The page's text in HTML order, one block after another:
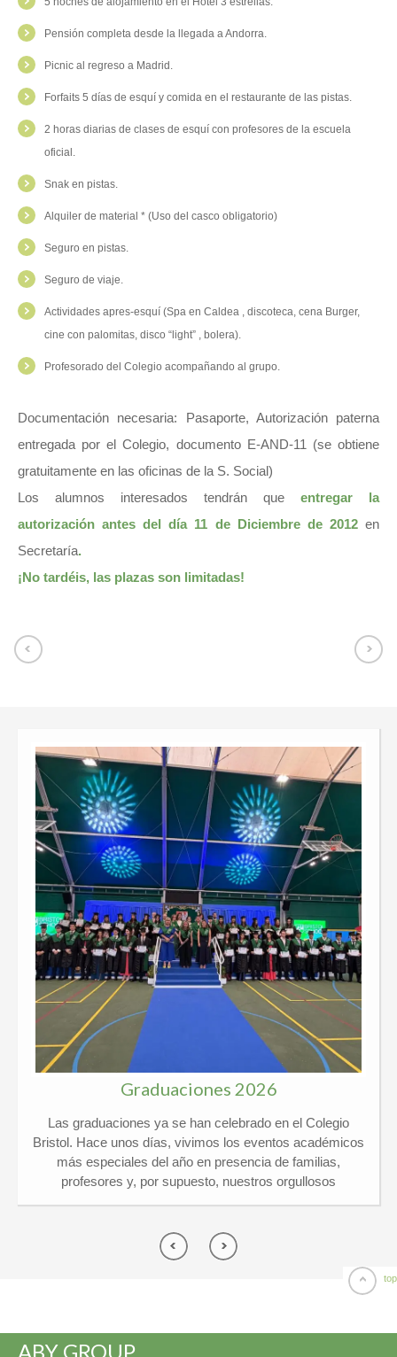
Pensión completa desde la llegada a Andorra.
Picnic al regreso a Madrid.
Forfaits 5 días de esquí y comida en el restaurante de las pistas.
2 horas diarias de clases de esquí con profesores de la escuela
oficial.
Snak en pistas.
Alquiler de material * (Uso del casco obligatorio)
Seguro en pistas.
Seguro de viaje.
Actividades apres-esquí (Spa en Caldea , discoteca, cena Burger,
cine con palomitas, disco “light” , bolera).
Profesorado del Colegio acompañando al grupo.
Documentación necesaria: Pasaporte, Autorización paterna
entregada por el Colegio, documento E-AND-11 (se obtiene
gratuitamente en las oficinas de la S. Social)
Los alumnos interesados tendrán que entregar la
autorización antes del día 11 de Diciembre de 2012en
Secretaría.
¡No tardéis, las plazas son limitadas!
Graduaciones 2026
Las graduaciones ya se han celebrado en el Colegio
Bristol. Hace unos días, vivimos los eventos académicos
más especiales del año en presencia de familias,
profesores y, por supuesto, nuestros orgullosos
emocionante en el Colegio Privado Bristol, ¡y por partida
doble! Celebramos juntos las graduaciones de
montón de familias y profesores. ¡El ambiente no pudo
años se despidieron de Infantil listos para dar el gran salto
top
ABY GROUP